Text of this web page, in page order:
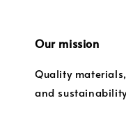
Our mission
Quality
and